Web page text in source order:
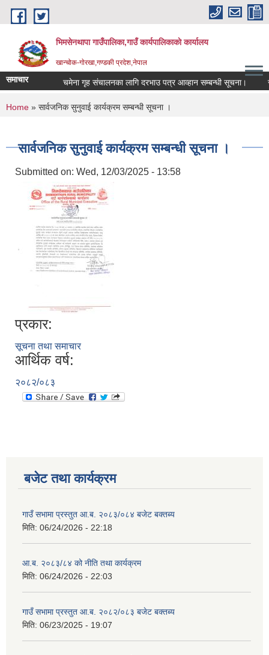
Skip to main content
भिमसेनथापा गाउँपालिका,गाउँ कार्यपालिकाकाे कार्यालय
खान्चोक-गाेरखा,गण्डकी प्रदेश,नेपाल
समाचार चमेना गृह संचालनका लागि दरभाउ पत्र आव्हान सम्बन्धी सूचना।
You are here
Home » सार्वजनिक सुनुवाई कार्यक्रम सम्बन्धी सूचना ।
सार्वजनिक सुनुवाई कार्यक्रम सम्बन्धी सूचना ।
Submitted on: Wed, 12/03/2025 - 13:58
प्रकार:
सूचना तथा समाचार
आर्थिक वर्ष:
२०८२/०८३
बजेट तथा कार्यक्रम
गाउँ सभामा प्रस्तुत आ.ब. २०८३/०८४ बजेट बक्तब्य
मिति: 06/24/2026 - 22:18
आ.ब. २०८३/८४ को नीति तथा कार्यक्रम
मिति: 06/24/2026 - 22:03
गाउँ सभामा प्रस्तुत आ.ब. २०८२/०८३ बजेट बक्तब्य
मिति: 06/23/2025 - 19:07